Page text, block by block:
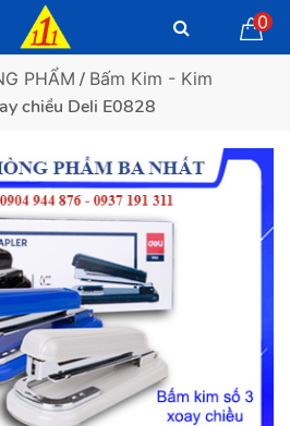
0
PHẨM / Bấm Kim - Kim
chiều Deli E0828